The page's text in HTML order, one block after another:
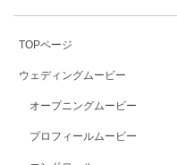
TOPページ
ウェディングムービー
オープニングムービー
プロフィールムービー